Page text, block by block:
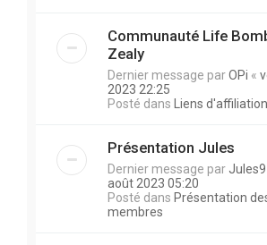
Communauté Life
Zealy
Dernier message parOPi «
2023 22:25
Posté dans Liens d'affiliation
Présentation Jules
Dernier message par
août 2023 05:20
Posté dans Présentation
membres